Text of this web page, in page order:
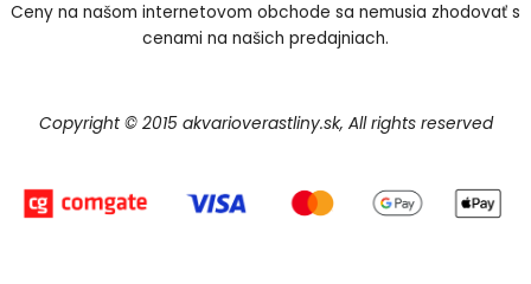
Ceny na našom internetovom obchode sa nemusia zhodovať s
cenami na našich predajniach.
Copyright © 2015 akvarioverastliny.sk, All rights reserved